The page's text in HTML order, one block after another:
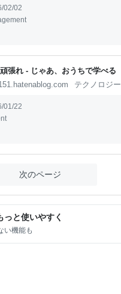
02/02
張れ - じゃあ、おうちで学べる
テクノロジー
01/22
次のページ
っと使いやすく
い機能も